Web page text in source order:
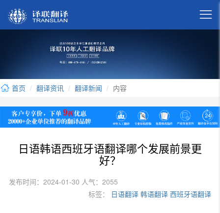

首页 翻译资讯 翻译新闻 内容
日语韩语西班牙语翻译哪个发展前景更
好？
发布时间：2024-01-30 人气：2055
标签：
日语翻译 韩语翻译 西班牙语翻译